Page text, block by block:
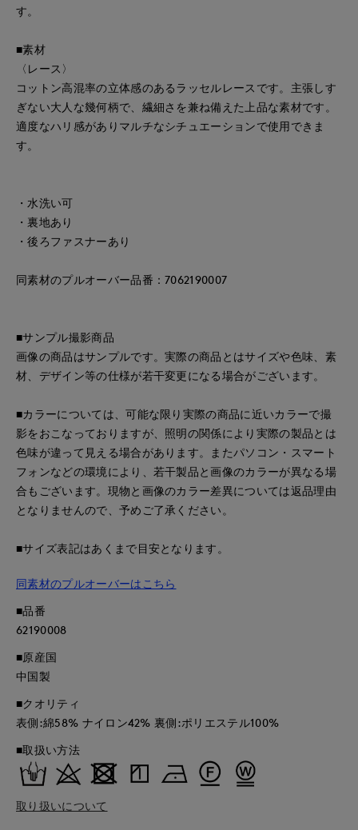
す。
■素材
〈レース〉
コットン高混率の立体感のあるラッセルレースです。主張しす
ぎない大人な幾何柄で、繊細さを兼ね備えた上品な素材です。
適度なハリ感がありマルチなシチュエーションで使用できま
す。
・水洗い可
・裏地あり
・後ろファスナーあり
同素材のプルオーバー品番：7062190007
■サンプル撮影商品
画像の商品はサンプルです。実際の商品とはサイズや色味、素
材、デザイン等の仕様が若干変更になる場合がございます。
■カラーについては、可能な限り実際の商品に近いカラーで撮
影をおこなっておりますが、照明の関係により実際の製品とは
色味が違って見える場合があります。またパソコン・スマート
フォンなどの環境により、若干製品と画像のカラーが異なる場
合もございます。現物と画像のカラー差異については返品理由
となりませんので、予めご了承ください。
■サイズ表記はあくまで目安となります。
同素材のプルオーバーはこちら
■品番
62190008
■原産国
中国製
■クオリティ
表側:綿58% ナイロン42% 裏側:ポリエステル100%
■取扱い方法
取り扱いについて